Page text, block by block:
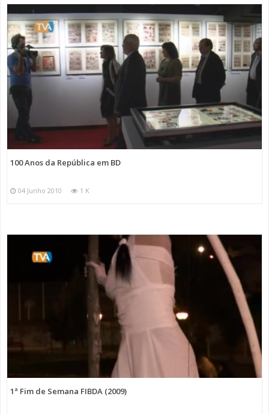
100 Anos da República em BD
04 Junho 2010 1 K
1ª Fim de Semana FIBDA (2009)